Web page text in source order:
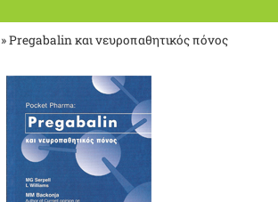
»Pregabalin και νευροπαθητικός πόνος